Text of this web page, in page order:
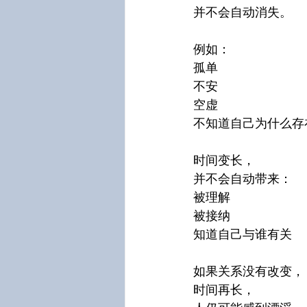
并不会自动消失。
例如：
孤单
不安
空虚
不知道自己为什么存
时间变长，
并不会自动带来：
被理解
被接纳
知道自己与谁有关
如果关系没有改变，
时间再长，